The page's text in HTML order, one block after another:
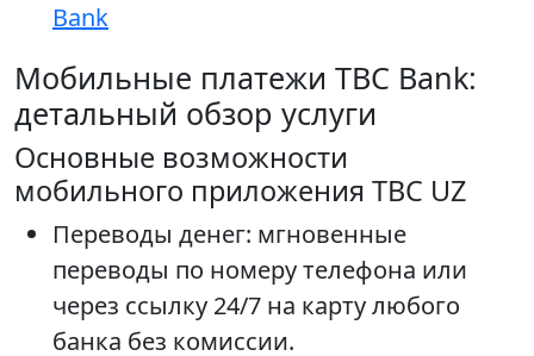
Bank
Мобильные платежи TBC Bank:
детальный обзор услуги
Основные возможности
мобильного приложения TBC UZ
Переводы денег: мгновенные
переводы по номеру телефона или
через ссылку 24/7 на карту любого
банка без комиссии.